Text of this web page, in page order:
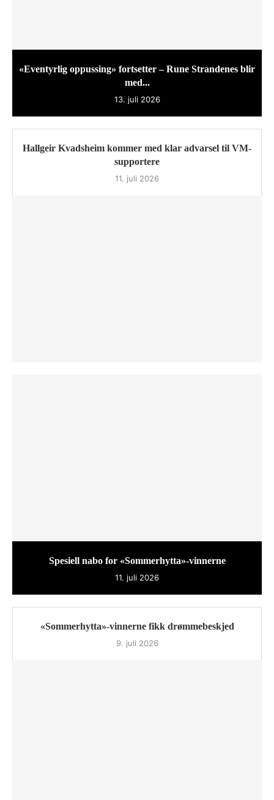
«Eventyrlig oppussing» fortsetter – Rune Strandenes blir
med...
13. juli 2026
Hallgeir Kvadsheim kommer med klar advarsel til VM-
supportere
11. juli 2026
Spesiell nabo for «Sommerhytta»-vinnerne
11. juli 2026
«Sommerhytta»-vinnerne fikk drømmebeskjed
9. juli 2026